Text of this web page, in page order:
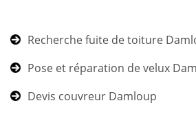
Recherche fuite de toiture
Pose et réparation de velux
Devis couvreur Damloup